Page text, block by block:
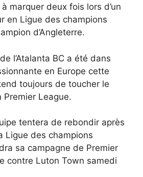
marquer deux fois lors d’un
en Ligue des champions
d’Angleterre.
l’Atalanta BC a été dans
en Europe cette
toujours de toucher le
League.
tentera de rebondir après
Ligue des champions
sa campagne de Premier
contre Luton Town samedi